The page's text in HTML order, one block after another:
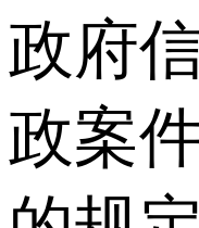
政府
政案